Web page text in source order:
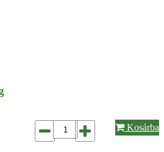
Kosárba